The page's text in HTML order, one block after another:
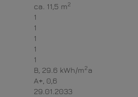
ca. 11,5 m2
1
1
1
1
1
B, 29.6 kWh/m2a
A+, 0,6
29.01.2033